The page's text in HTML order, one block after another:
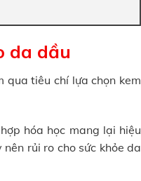
da dầu
qua tiêu chí lựa chọn kem
hóa học mang lại hiệu
rủi ro cho sức khỏe da